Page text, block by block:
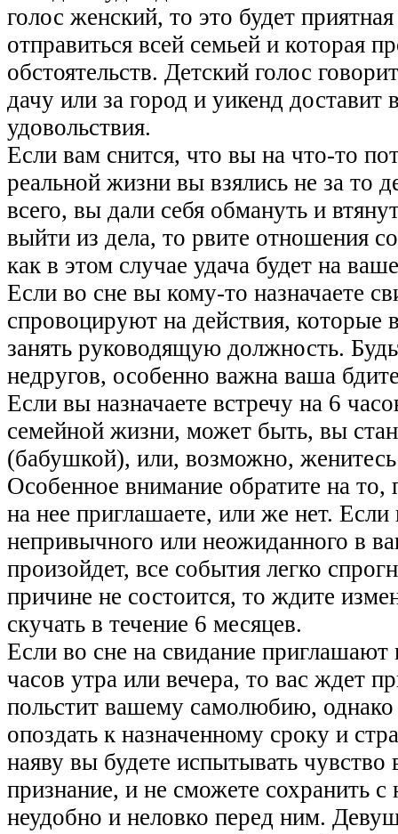
голос женский, то это будет
отправиться всей семьей и которая
обстоятельств. Детский голос
дачу или за город и уикенд
удовольствия.
Если вам снится, что вы на что-то
реальной жизни вы взялись не за то
всего, вы дали себя обмануть и
выйти из дела, то рвите отношения
как в этом случае удача будет на
Если во сне вы кому-то назначаете
спровоцируют на действия, которые
занять руководящую должность.
недругов, особенно важна ваша
Если вы назначаете встречу на 6
семейной жизни, может быть, вы
(бабушкой), или, возможно,
Особенное внимание обратите на то,
на нее приглашаете, или же нет. Если
непривычного или неожиданного в
произойдет, все события легко
причине не состоится, то ждите
скучать в течение 6 месяцев.
Если во сне на свидание
часов утра или вечера, то вас ждет
польстит вашему самолюбию,
опоздать к назначенному сроку и
наяву вы будете испытывать
признание, и не сможете сохранить
неудобно и неловко перед ним.